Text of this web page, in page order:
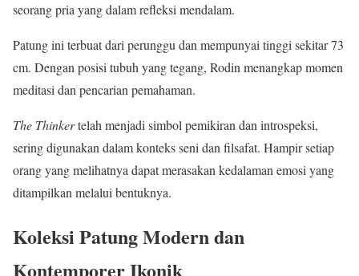
seorang pria yang dalam refleksi mendalam.
Patung ini terbuat dari perunggu dan mempunyai tinggi sekitar 73
cm. Dengan posisi tubuh yang tegang, Rodin menangkap momen
meditasi dan pencarian pemahaman.
The Thinkertelah menjadi simbol pemikiran dan introspeksi,
sering digunakan dalam konteks seni dan filsafat. Hampir setiap
orang yang melihatnya dapat merasakan kedalaman emosi yang
ditampilkan melalui bentuknya.
Koleksi Patung Modern dan
Kontemporer Ikonik